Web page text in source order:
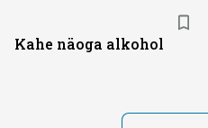
Kahe näoga alkohol